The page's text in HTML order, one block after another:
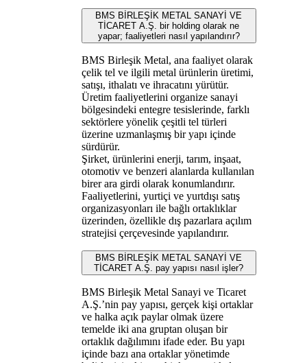
BMS BİRLEŞİK METAL SANAYİ VE
TİCARET A.Ş. bir holding olarak ne
yapar; faaliyetleri nasıl yapılandırır?
BMS Birleşik Metal, ana faaliyet olarak
çelik tel ve ilgili metal ürünlerin üretimi,
satışı, ithalatı ve ihracatını yürütür.
Üretim faaliyetlerini organize sanayi
bölgesindeki entegre tesislerinde, farklı
sektörlere yönelik çeşitli tel türleri
üzerine uzmanlaşmış bir yapı içinde
sürdürür.
Şirket, ürünlerini enerji, tarım, inşaat,
otomotiv ve benzeri alanlarda kullanılan
birer ara girdi olarak konumlandırır.
Faaliyetlerini, yurtiçi ve yurtdışı satış
organizasyonları ile bağlı ortaklıklar
üzerinden, özellikle dış pazarlara açılım
stratejisi çerçevesinde yapılandırır.
BMS BİRLEŞİK METAL SANAYİ VE
TİCARET A.Ş. pay yapısı nasıl işler?
BMS Birleşik Metal Sanayi ve Ticaret
A.Ş.’nin pay yapısı, gerçek kişi ortaklar
ve halka açık paylar olmak üzere
temelde iki ana gruptan oluşan bir
ortaklık dağılımını ifade eder. Bu yapı
içinde bazı ana ortaklar yönetimde